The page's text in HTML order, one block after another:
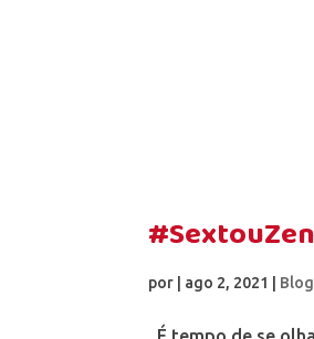
por ago 2, 2021 Blog